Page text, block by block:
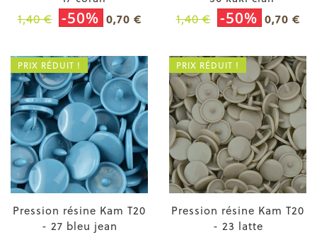
1,40 € -50% 0,70 € 1,40 € -50% 0,70 €
Pression résine Kam T20
- 27 bleu jean
PRIX RÉDUIT !
Pression résine Kam T20
- 23 latte
PRIX RÉDUIT !